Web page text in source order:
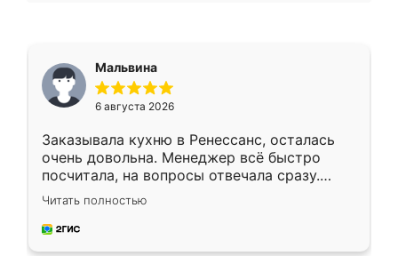
Мальвина
6 августа 2026
Заказывала кухню в Ренессанс, осталась
очень довольна. Менеджер всё быстро
посчитала, на вопросы отвечала сразу.
Замерщик приехал в субботу, подошёл к
делу со всей ответственностью. Собрали
за день, ребята работали аккуратно, даже
Читать полностью